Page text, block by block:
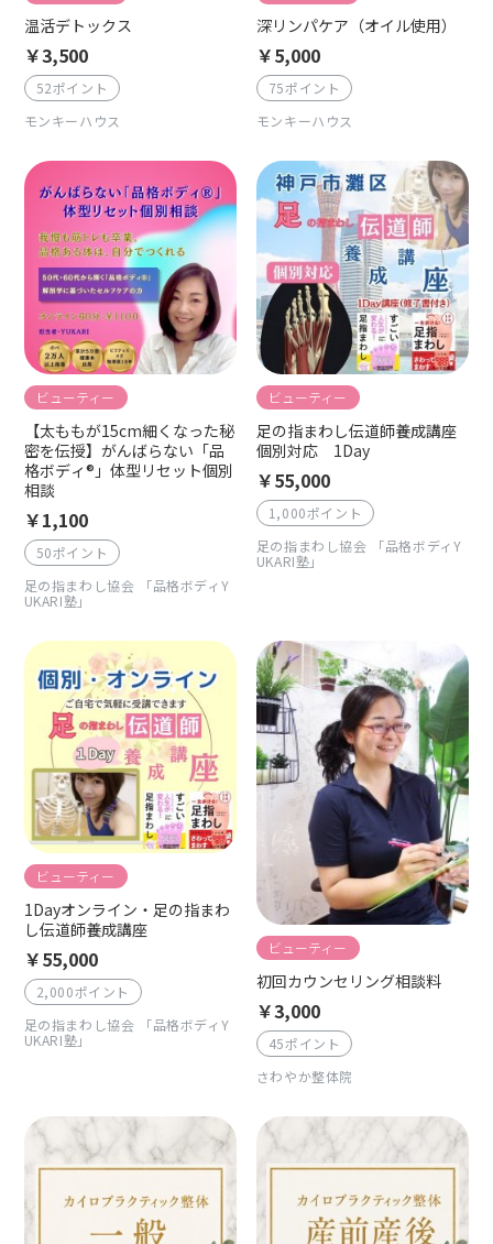
温活デトックス
￥3,500
52ポイント
モンキーハウス
深リンパケア（オイル使用）
￥5,000
75ポイント
モンキーハウス
ビューティー
【太ももが15cm細くなった秘
密を伝授】がんばらない「品
格ボディ®」体型リセット個別
相談
￥1,100
50ポイント
足の指まわし協会 「品格ボディY
UKARI塾」
ビューティー
足の指まわし伝道師養成講座
個別対応 1Day
￥55,000
1,000ポイント
足の指まわし協会 「品格ボディY
UKARI塾」
ビューティー
1Dayオンライン・足の指まわ
し伝道師養成講座
￥55,000
2,000ポイント
足の指まわし協会 「品格ボディY
UKARI塾」
ビューティー
初回カウンセリング相談料
￥3,000
45ポイント
さわやか整体院